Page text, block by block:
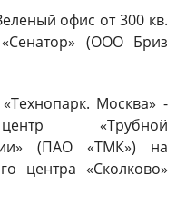
офис от 300 кв.
(ООО Бриз
Москва» -
центр «Трубной
(ПАО «ТМК») на
центра «Сколково»